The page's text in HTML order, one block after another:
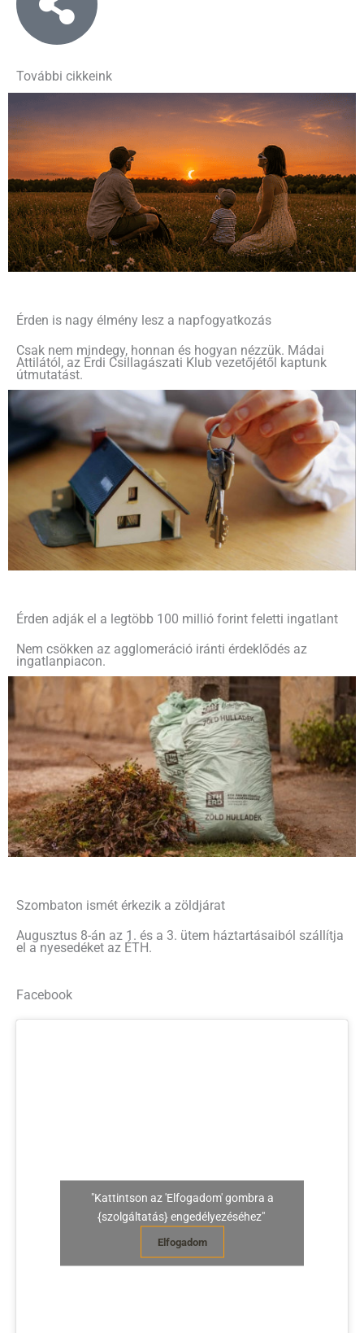
További cikkeink
Érden is nagy élmény lesz a napfogyatkozás
Csak nem mindegy, honnan és hogyan nézzük. Mádai
Attilától, az Érdi Csillagászati Klub vezetőjétől kaptunk
útmutatást.
Érden adják el a legtöbb 100 millió forint feletti ingatlant
Nem csökken az agglomeráció iránti érdeklődés az
ingatlanpiacon.
Szombaton ismét érkezik a zöldjárat
Augusztus 8-án az 1. és a 3. ütem háztartásaiból szállítja
el a nyesedéket az ÉTH.
Facebook
"Kattintson az 'Elfogadom' gombra a
{szolgáltatás} engedélyezéséhez"
Elfogadom